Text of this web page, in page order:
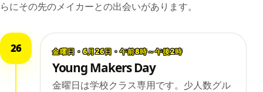
らにその先のメイカーとの出会いがあります。
26 金曜日・6月26日・午前8時～午後2時
Young Makers Day
金曜日は学校クラス専用です。少人数グル